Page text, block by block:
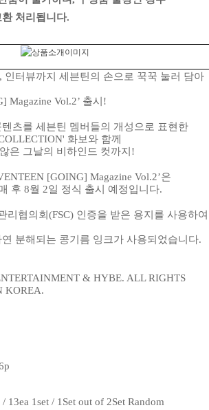
처리됩니다.
인터뷰까지 세븐틴의 손으로 꾹꾹 눌러 담아
Magazine Vol.2’ 출시!
츠를 세븐틴 멤버들의 개성으로 표현한
화보와 함께
은 그날의 비하인드 컷까지!
[GOING] Magazine Vol.2’은
후 8월 2일 정식 출시 예정입니다.
리협의회(FSC) 인증을 받은 용지를 사용하여
분해되는 콩기름 잉크가 사용되었습니다.
& HYBE. ALL RIGHTS
KOREA.
13ea 1set / 1Set out of 2Set Random